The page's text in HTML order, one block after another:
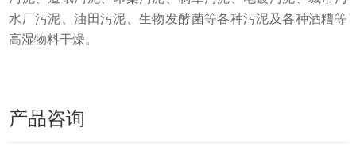
水厂污泥、油田污泥、生物发酵菌等各种污泥及各种酒糟等
高湿物料干燥。
产品咨询